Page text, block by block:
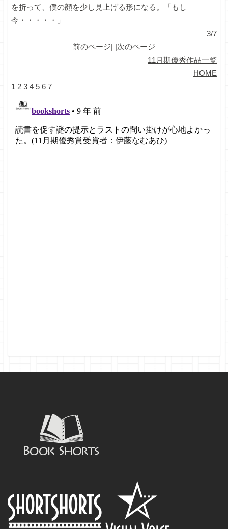
を折って、僕の顔を少し見上げる形になる。「もし
今・・・・・」
3/7
前のページ| |次のページ
11月期優秀作品一覧
HOME
1 2 3 4 5 6 7